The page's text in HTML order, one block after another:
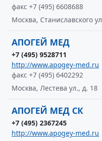
факс +7 (495) 6608688
Москва, Станиславского
АПОГЕЙ МЕД
+7 (495) 9528711
http://www.apogey-med.ru
факс +7 (495) 6402292
Москва, Лестева ул., д. 18
АПОГЕЙ МЕД СК
+7 (495) 2367245
http://www.apogey-med.ru